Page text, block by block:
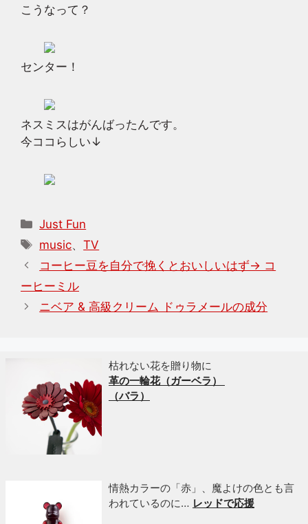
こうなって？
センター！
ネスミスはがんばったんです。
今ココらしい↓
カ
テ
リ
ー
Just Fun
タ
グ
music、TV
コーヒー豆を自分で挽くとおいしいはず→ コ
ーヒーミル
ニベア & 高級クリーム ドゥラメールの成分
枯れない花を贈り物に
革の一輪花（ガーベラ）
（バラ）
情熱カラーの「赤」、魔よけの色とも言
われているのに… レッドで応援